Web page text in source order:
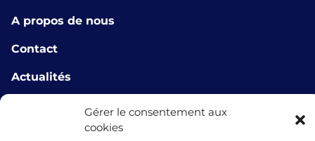
Gérer le consentement aux
cookies
A propos de nous
Contact
Actualités
+352 45 68 68 76